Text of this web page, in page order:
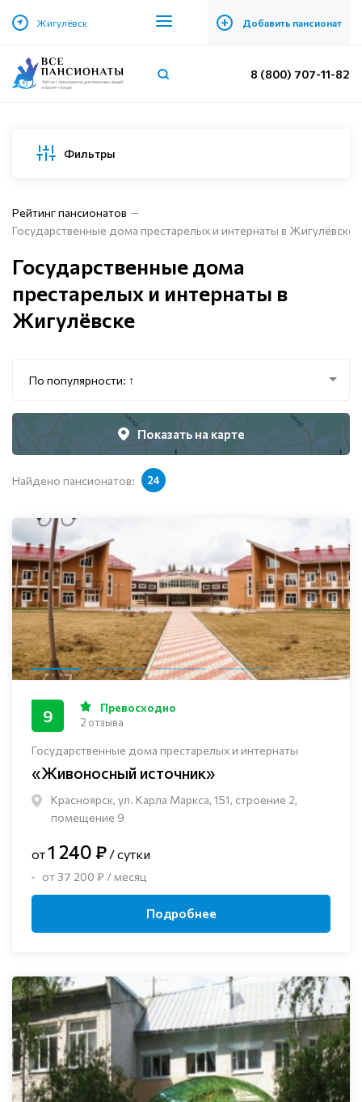
Жигулёвск + Добавить пансионат
8 (800) 707-11-82
Фильтры
Рейтинг пансионатов
Государственные дома престарелых и интернаты в Жигулёвске
Государственные дома
престарелых и интернаты в
Жигулёвске
По популярности: ↑
Показать на карте
Найдено пансионатов: 24
Государственные дома престарелых и интернаты
«Живоносный источник»
Красноярск, ул. Карла Маркса, 151, строение 2,
помещение 9
9 Превосходно
2 отзыва
от1 240 ₽ / сутки
от 37 200 ₽ / месяц
Подробнее